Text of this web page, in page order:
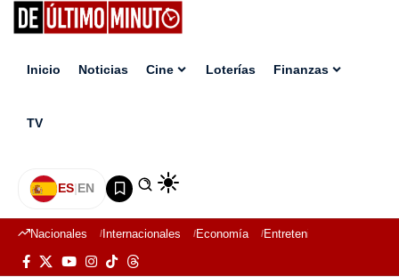
Inicio Noticias Cine Loterías Finanzas
TV
ES|EN
Nacionales Internacionales Economía Entretenimiento